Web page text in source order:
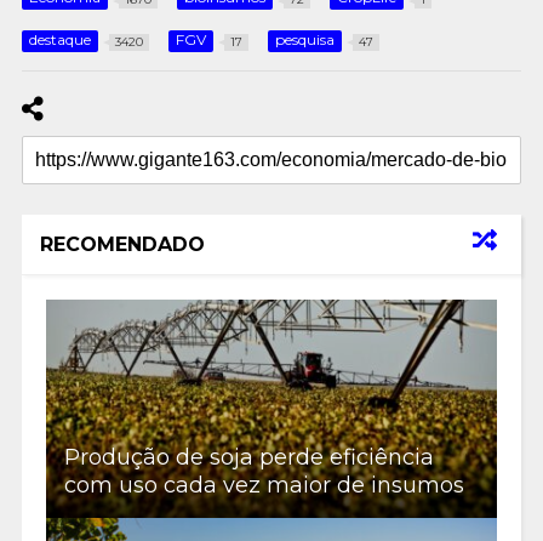
destaque 3420 FGV 17 pesquisa 47
RECOMENDADO
Produção de soja perde eficiência
com uso cada vez maior de insumos